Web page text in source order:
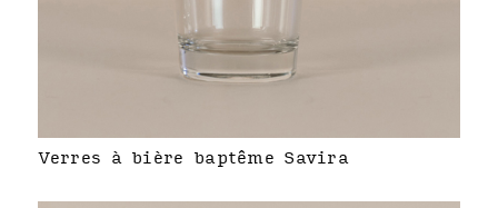
Verres à bière baptême Savira